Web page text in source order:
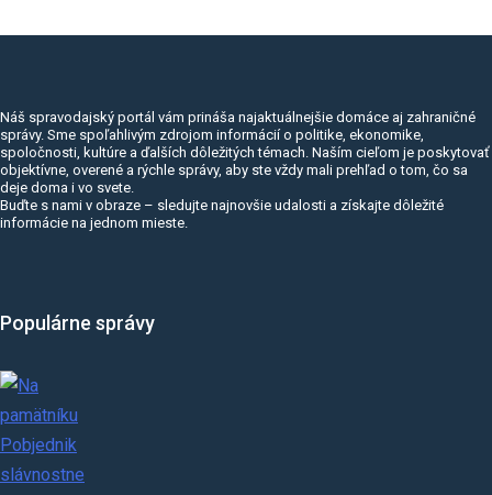
Náš spravodajský portál vám prináša najaktuálnejšie domáce aj zahraničné
správy. Sme spoľahlivým zdrojom informácií o politike, ekonomike,
spoločnosti, kultúre a ďalších dôležitých témach. Naším cieľom je poskytovať
objektívne, overené a rýchle správy, aby ste vždy mali prehľad o tom, čo sa
deje doma i vo svete.
Buďte s nami v obraze – sledujte najnovšie udalosti a získajte dôležité
informácie na jednom mieste.
Populárne správy